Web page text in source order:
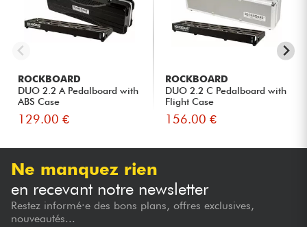
ROCKBOARD
DUO 2.2 A Pedalboard with
ABS Case
129.00 €
ROCKBOARD
DUO 2.2 C Pedalboard with
Flight Case
156.00 €
Ne manquez rien
en recevant notre newsletter
Restez informé·e des bons plans, offres exclusives,
nouveautés...